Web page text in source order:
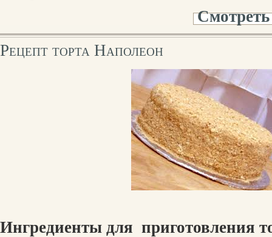
Рецепт торта Наполеон
Ингредиенты для приготовления